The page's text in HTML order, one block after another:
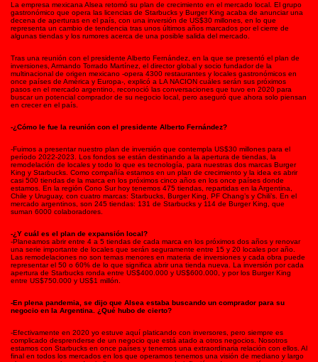
La empresa mexicana Alsea retomó su plan de crecimiento en el mercado local. El grupo
gastronómico que opera las licencias de Starbucks y Burger King acaba de anunciar una
decena de aperturas en el país, con una inversión de US$30 millones, en lo que
representa un cambio de tendencia tras unos últimos años marcados por el cierre de
algunas tiendas y los rumores acerca de una posible salida del mercado.
Tras una reunión con el presidente Alberto Fernández, en la que se presentó el plan de
inversiones, Armando Torrado Martínez, el director global y socio fundador de la
multinacional de origen mexicano -opera 4300 restaurantes y locales gastronómicos en
once países de América y Europa-, explicó a LA NACION cuáles serán sus próximos
pasos en el mercado argentino, reconoció las conversaciones que tuvo en 2020 para
buscar un potencial comprador de su negocio local, pero aseguró que ahora solo piensan
en crecer en el país.
-¿Cómo le fue la reunión con el presidente Alberto Fernández?
-Fuimos a presentar nuestro plan de inversión que contempla US$30 millones para el
período 2022-2023. Los fondos se están destinando a la apertura de tiendas, la
remodelación de locales y todo lo que es tecnología, para nuestras dos marcas Burger
King y Starbucks. Como compañía estamos en un plan de crecimiento y la idea es abrir
casi 500 tiendas de la marca en los próximos cinco años en los once países donde
estamos. En la región Cono Sur hoy tenemos 475 tiendas, repartidas en la Argentina,
Chile y Uruguay, con cuatro marcas: Starbucks, Burger King, PF Chang’s y Chili’s. En el
mercado argentinos, son 245 tiendas: 131 de Starbucks y 114 de Burger King, que
suman 6000 colaboradores.
-¿Y cuál es el plan de expansión local?
-Planeamos abrir entre 4 a 5 tiendas de cada marca en los próximos dos años y renovar
una serie importante de locales que serán seguramente entre 15 y 20 locales por año.
Las remodelaciones no son temas menores en materia de inversiones y cada obra puede
representar el 50 o 60% de lo que significa abrir una tienda nueva. La inversión por cada
apertura de Starbucks ronda entre US$400.000 y US$600.000, y por los Burger King
entre US$750.000 y US$1 millón.
-En plena pandemia, se dijo que Alsea estaba buscando un comprador para su
negocio en la Argentina. ¿Qué hubo de cierto?
-Efectivamente en 2020 yo estuve aquí platicando con inversores, pero siempre es
complicado desprenderse de un negocio que está atado a otros negocios. Nosotros
estamos con Starbucks en once países y tenemos una extraordinaria relación con ellos. Al
final en todos los mercados en los que operamos tenemos una visión de mediano y largo